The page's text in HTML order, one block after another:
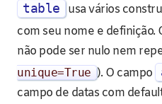
table
usa vários
com seu nome e definição.
não pode ser nulo nem
unique=True ). O campo
campo de datas com